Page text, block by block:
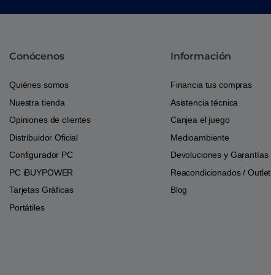
Conócenos
Quiénes somos
Nuestra tienda
Opiniones de clientes
Distribuidor Oficial
Configurador PC
PC iBUYPOWER
Tarjetas Gráficas
Portátiles
Información
Financia tus compras
Asistencia técnica
Canjea el juego
Medioambiente
Devoluciones y Garantías
Reacondicionados / Outlet
Blog